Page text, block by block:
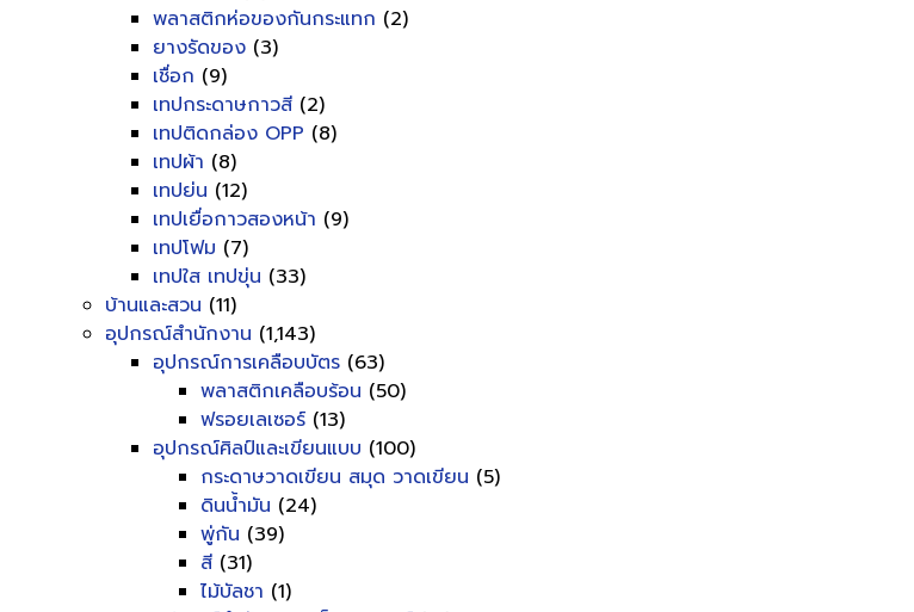
พลาสติกห่อของกันกระแทก (2)
ยางรัดของ (3)
เชื่อก (9)
เทปกระดาษกาวสี (2)
เทปติดกล่อง OPP (8)
เทปผ้า (8)
เทปย่น (12)
เทปเยื่อกาวสองหน้า (9)
เทปโฟม (7)
เทปใส เทปขุ่น (33)
บ้านและสวน (11)
อุปกรณ์สำนักงาน (1,143)
อุปกรณ์การเคลือบบัตร (63)
พลาสติกเคลือบร้อน (50)
ฟรอยเลเซอร์ (13)
อุปกรณ์ศิลป์และเขียนแบบ (100)
กระดาษวาดเขียน สมุด วาดเขียน (5)
ดินน้ำมัน (24)
พู่กัน (39)
สี (31)
ไม้บัลชา (1)